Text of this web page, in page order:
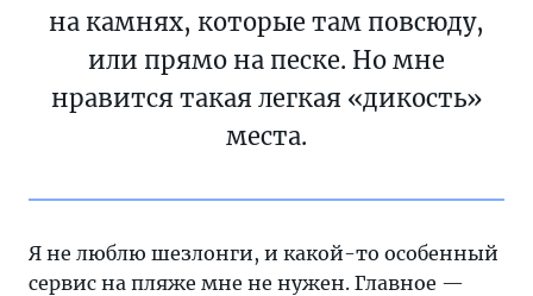
на камнях, которые там повсюду,
или прямо на песке. Но мне
нравится такая легкая «дикость»
места.
Я не люблю шезлонги, и какой-то особенный
сервис на пляже мне не нужен. Главное —